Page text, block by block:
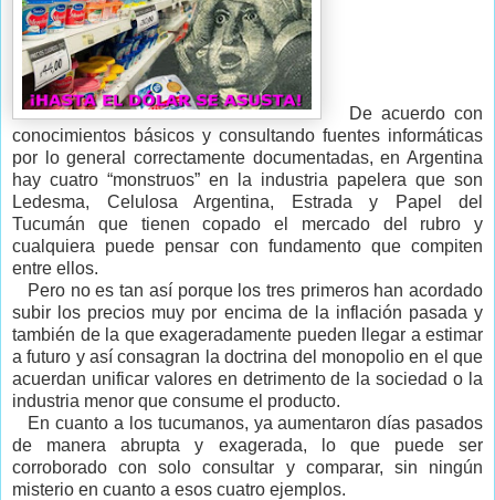
De acuerdo con
conocimientos básicos y consultando fuentes informáticas
por lo general correctamente documentadas, en Argentina
hay cuatro “monstruos” en la industria papelera que son
Ledesma, Celulosa Argentina, Estrada y Papel del
Tucumán que tienen copado el mercado del rubro y
cualquiera puede pensar con fundamento que compiten
entre ellos.
Pero no es tan así porque los tres primeros han acordado
subir los precios muy por encima de la inflación pasada y
también de la que exageradamente pueden llegar a estimar
a futuro y así consagran la doctrina del monopolio en el que
acuerdan unificar valores en detrimento de la sociedad o la
industria menor que consume el producto.
En cuanto a los tucumanos, ya aumentaron días pasados
de manera abrupta y exagerada, lo que puede ser
corroborado con solo consultar y comparar, sin ningún
misterio en cuanto a esos cuatro ejemplos.